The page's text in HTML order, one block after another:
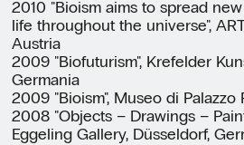
2010 "Bioism aims to spread
life throughout the universe",
Austria
2009 "Biofuturism", Krefelder
Germania
2009 "Bioism", Museo di Palazzo
2008 "Objects – Drawings –
Eggeling Gallery, Düsseldorf,